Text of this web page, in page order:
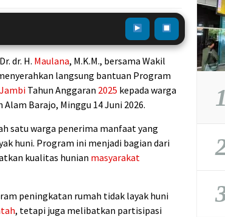
dr. H. Maulana, M.K.M., bersama Wakil
menyerahkan langsung bantuan Program
Jambi Tahun Anggaran 2025 kepada warga
Barajo, Minggu 14 Juni 2026.
satu warga penerima manfaat yang
huni. Program ini menjadi bagian dari
kualitas hunian masyarakat
peningkatan rumah tidak layak huni
, tetapi juga melibatkan partisipasi
1
2
3